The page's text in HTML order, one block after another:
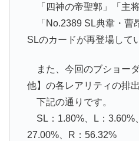
「四神の帝聖郭」「主
「No.2389 SL典韋・曹
SLのカードが再登場して
また、今回のブショー
他】の各レアリティの排
下記の通りです。
SL：1.80%、L：3.60%
27.00%、R：56.32%